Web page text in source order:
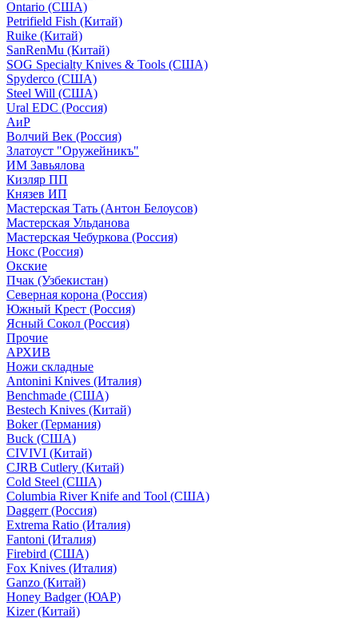
Ontario (США)
Petrifield Fish (Китай)
Ruike (Китай)
SanRenMu (Китай)
SOG Specialty Knives & Tools (США)
Spyderco (США)
Steel Will (США)
Ural EDC (Россия)
АиР
Волчий Век (Россия)
Златоуст "Оружейникъ"
ИМ Завьялова
Кизляр ПП
Князев ИП
Мастерская Тать (Антон Белоусов)
Мастерская Ульданова
Мастерская Чебуркова (Россия)
Нокс (Россия)
Окские
Пчак (Узбекистан)
Северная корона (Россия)
Южный Крест (Россия)
Ясный Сокол (Россия)
Прочие
АРХИВ
Ножи складные
Antonini Knives (Италия)
Benchmade (США)
Bestech Knives (Китай)
Boker (Германия)
Buck (США)
CIVIVI (Китай)
CJRB Cutlery (Китай)
Cold Steel (США)
Columbia River Knife and Tool (США)
Daggerr (Россия)
Extrema Ratio (Италия)
Fantoni (Италия)
Firebird (США)
Fox Knives (Италия)
Ganzo (Китай)
Honey Badger (ЮАР)
Kizer (Китай)